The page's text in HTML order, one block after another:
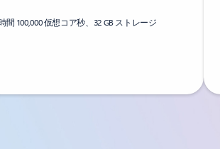
100,000 仮想コア秒、32 GB ストレージ